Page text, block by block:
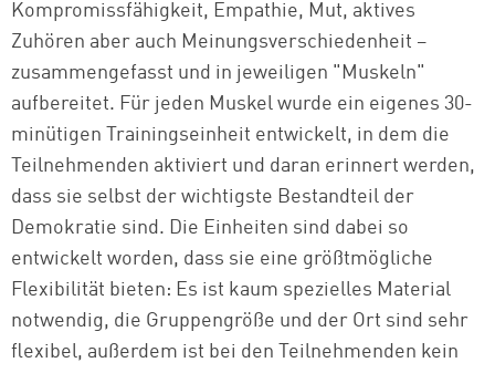
Kompromissfähigkeit, Empathie, Mut, aktives
Zuhören aber auch Meinungsverschiedenheit –
zusammengefasst und in jeweiligen "Muskeln"
aufbereitet. Für jeden Muskel wurde ein eigenes 30-
minütigen Trainingseinheit entwickelt, in dem die
Teilnehmenden aktiviert und daran erinnert werden,
dass sie selbst der wichtigste Bestandteil der
Demokratie sind. Die Einheiten sind dabei so
entwickelt worden, dass sie eine größtmögliche
Flexibilität bieten: Es ist kaum spezielles Material
notwendig, die Gruppengröße und der Ort sind sehr
flexibel, außerdem ist bei den Teilnehmenden kein